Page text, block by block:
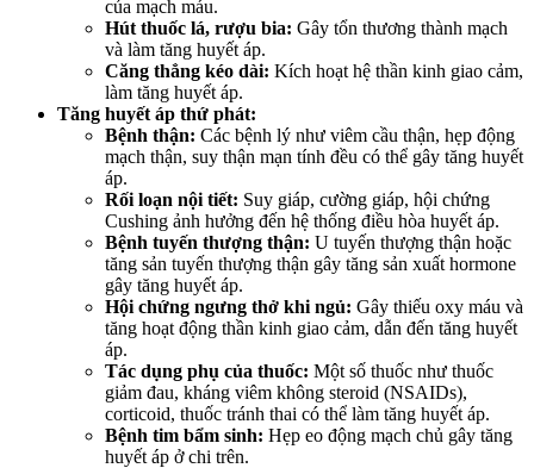
của mạch máu.
Hút thuốc lá, rượu bia: Gây tổn thương thành mạch
và làm tăng huyết áp.
Căng thẳng kéo dài: Kích hoạt hệ thần kinh giao cảm,
làm tăng huyết áp.
Tăng huyết áp thứ phát:
Bệnh thận: Các bệnh lý như viêm cầu thận, hẹp động
mạch thận, suy thận mạn tính đều có thể gây tăng huyết
áp.
Rối loạn nội tiết: Suy giáp, cường giáp, hội chứng
Cushing ảnh hưởng đến hệ thống điều hòa huyết áp.
Bệnh tuyến thượng thận: U tuyến thượng thận hoặc
tăng sản tuyến thượng thận gây tăng sản xuất hormone
gây tăng huyết áp.
Hội chứng ngưng thở khi ngủ: Gây thiếu oxy máu và
tăng hoạt động thần kinh giao cảm, dẫn đến tăng huyết
áp.
Tác dụng phụ của thuốc: Một số thuốc như thuốc
giảm đau, kháng viêm không steroid (NSAIDs),
corticoid, thuốc tránh thai có thể làm tăng huyết áp.
Bệnh tim bẩm sinh: Hẹp eo động mạch chủ gây tăng
huyết áp ở chi trên.